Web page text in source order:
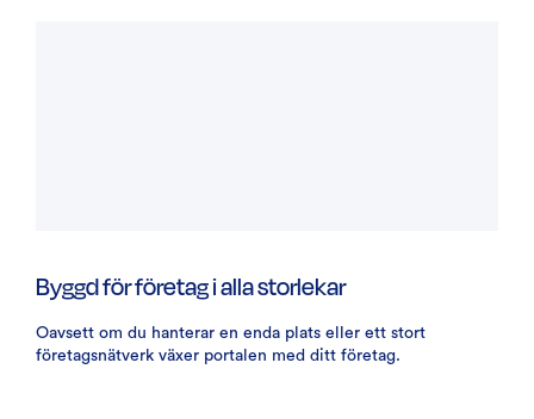
Byggd för företag i alla storlekar
Oavsett om du hanterar en enda plats eller ett stort
företagsnätverk växer portalen med ditt företag.